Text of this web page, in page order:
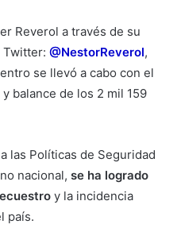
Reverol a través de su
Twitter: @NestorReverol,
se llevó a cabo con el
balance de los 2 mil 159
las Políticas de Seguridad
nacional, se ha logrado
y la incidencia
país.